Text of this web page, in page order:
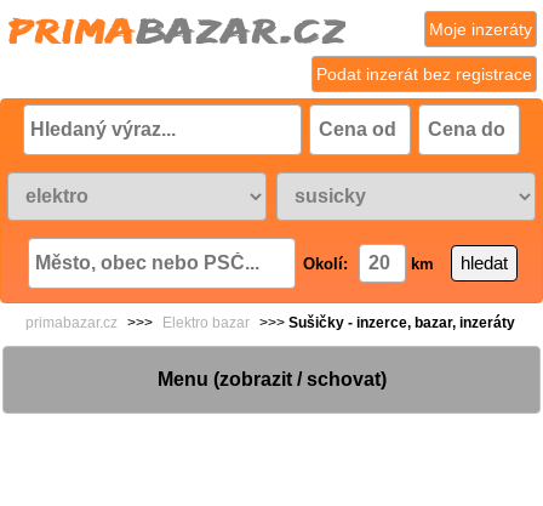
Podat inzerát bez registrace
Moje inzeráty
Okolí: km
primabazar.cz >>> Elektro bazar >>> Sušičky - inzerce, bazar, inzeráty
Menu (zobrazit / schovat)